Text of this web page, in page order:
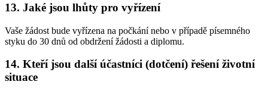
13. Jaké jsou lhůty pro vyřízení
Vaše žádost bude vyřízena na počkání nebo v případě písemného
styku do 30 dnů od obdržení žádosti a diplomu.
14. Kteří jsou další účastníci (dotčení) řešení životní
situace